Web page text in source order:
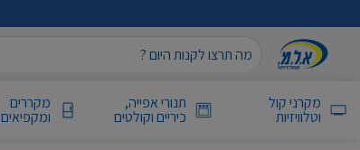
מקרני קול
וטלוויזיות
תנורי אפייה,
כיריים וקולטים
מקררים
ומקפיאים